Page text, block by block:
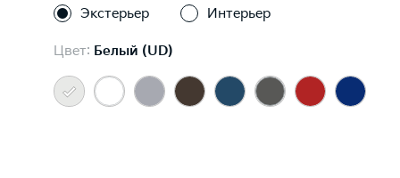
Экстерьер Интерьер
Цвет: Белый (UD)